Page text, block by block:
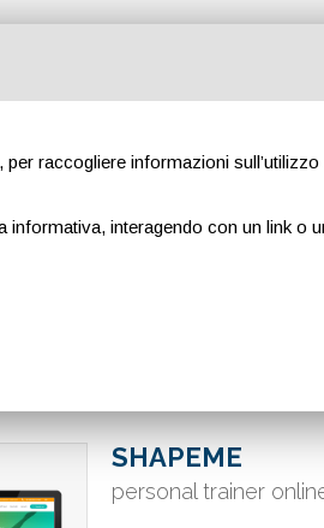
SHAPEME
personal trainer
raccogliere informazioni
interagendo con un link o